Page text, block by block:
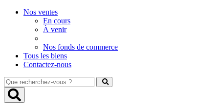
Nos ventes
En cours
À venir
Nos fonds de commerce
Tous les biens
Contactez-nous
Que
recherchez-
vous